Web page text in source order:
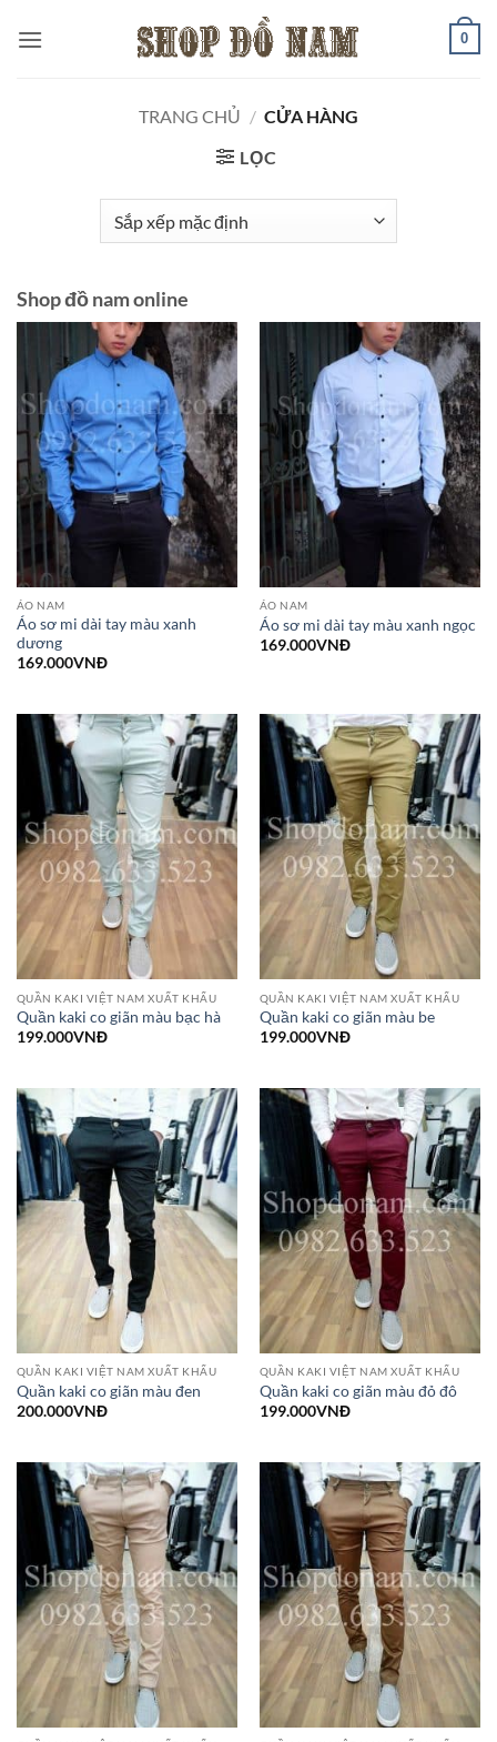
qua
0
TRANG CHỦ / CỬA HÀNG
LỌC
Shop đồ nam online
ÁO NAM
Áo sơ mi dài tay màu xanh
dương
169.000VNĐ
ÁO NAM
Áo sơ mi dài tay màu xanh ngọc
169.000VNĐ
QUẦN KAKI VIỆT NAM XUẤT KHẨU
Quần kaki co giãn màu bạc hà
199.000VNĐ
QUẦN KAKI VIỆT NAM XUẤT KHẨU
Quần kaki co giãn màu be
199.000VNĐ
QUẦN KAKI VIỆT NAM XUẤT KHẨU
Quần kaki co giãn màu đen
200.000VNĐ
QUẦN KAKI VIỆT NAM XUẤT KHẨU
Quần kaki co giãn màu đỏ đô
199.000VNĐ